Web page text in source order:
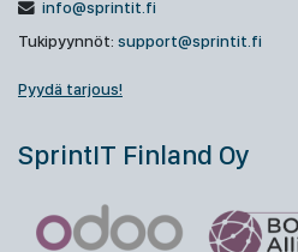
info@sprintit.fi
Tukipyynnöt: support@sprintit.fi
Pyydä tarjous!
SprintIT Finland Oy